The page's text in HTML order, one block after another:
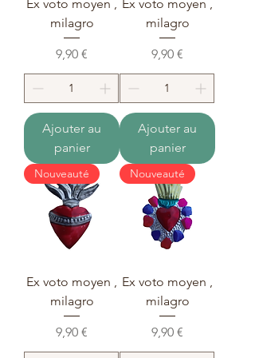
Ex voto moyen ,
milagro
Prix
9,90 €
Ajouter au
panier
Ex voto moyen ,
milagro
Prix
9,90 €
Ajouter au
panier
Nouveauté
Ex voto moyen ,
milagro
Prix
9,90 €
Nouveauté
Ex voto moyen ,
milagro
Prix
9,90 €